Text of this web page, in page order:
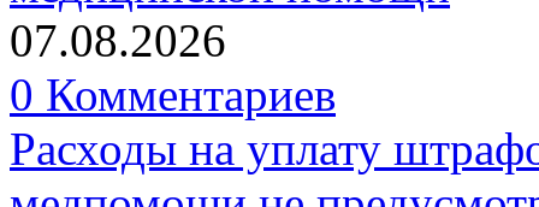
07.08.2026
0 Комментариев
Расходы на уплату